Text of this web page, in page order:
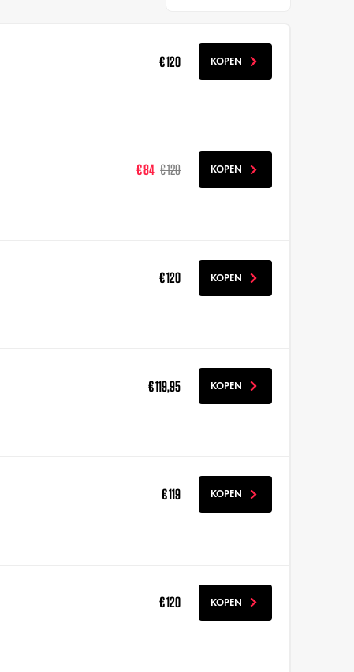
€ 120 KOPEN
€ 84 € 120 KOPEN
€ 120 KOPEN
€ 119,95 KOPEN
€ 119 KOPEN
€ 120 KOPEN